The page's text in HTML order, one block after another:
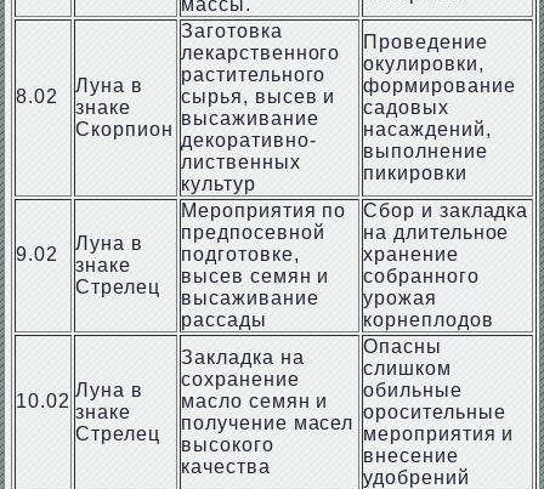
массы.
8.02
Луна в
знаке
Скорпион
Заготовка
лекарственного
растительного
сырья, высев и
высаживание
декоративно-
лиственных
культур
Проведение
окулировки,
формирование
садовых
насаждений,
выполнение
пикировки
9.02
Луна в
знаке
Стрелец
Мероприятия по
предпосевной
подготовке,
высев семян и
высаживание
рассады
Сбор и закладка
на длительное
хранение
собранного
урожая
корнеплодов
10.02
Луна в
знаке
Стрелец
Закладка на
сохранение
масло семян и
получение масел
высокого
качества
Опасны
слишком
обильные
оросительные
мероприятия и
внесение
удобрений